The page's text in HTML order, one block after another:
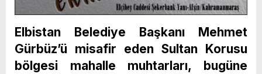
Elbistan Belediye Başkanı Mehmet
Gürbüz’ü misafir eden Sultan Korusu
bölgesi mahalle muhtarları, bugüne